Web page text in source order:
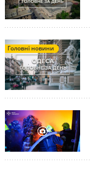
Головні новини